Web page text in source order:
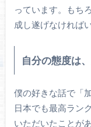
っています。もち
成し遂げなければ
自分の態度は
僕の好きな話で「
日本でも最高ラン
いただいたことが